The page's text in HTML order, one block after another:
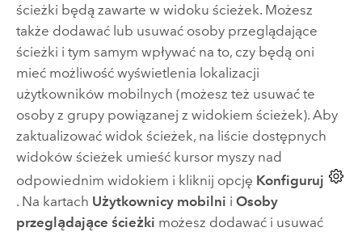
ścieżki będą zawarte w widoku ścieżek. Możesz
także dodawać lub usuwać osoby przeglądające
ścieżki i tym samym wpływać na to, czy będą oni
mieć możliwość wyświetlenia lokalizacji
użytkowników mobilnych (możesz też usuwać te
osoby z grupy powiązanej z widokiem ścieżek). Aby
zaktualizować widok ścieżek, na liście dostępnych
widoków ścieżek umieść kursor myszy nad
odpowiednim widokiem i kliknij opcję Konfiguruj
. Na kartach Użytkownicy mobilni i Osoby
przeglądające ścieżki możesz dodawać i usuwać